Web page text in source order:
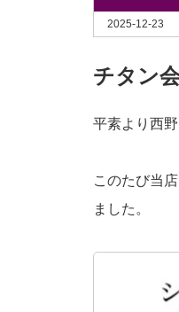
2025-12-23
チタン
平素より西
このたび当
ました。